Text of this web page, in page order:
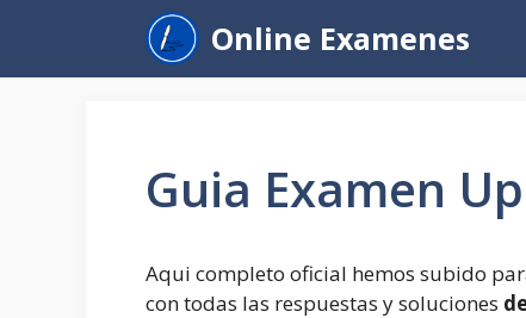
contenido
Online Examenes
Guia Examen
Aqui completo oficial hemos subido
con todas las respuestas y soluciones